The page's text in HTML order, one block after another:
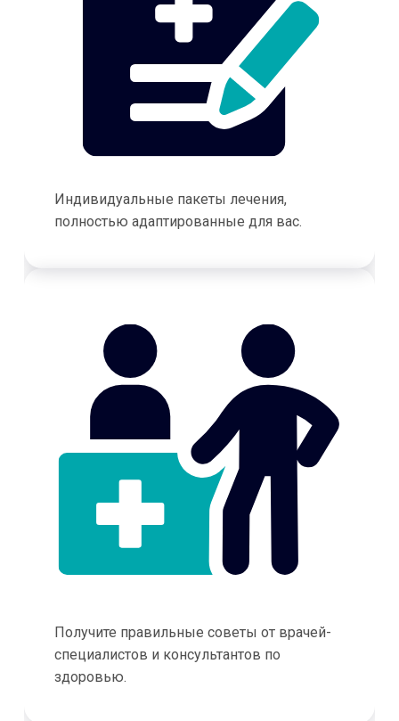
Индивидуальные пакеты лечения,
полностью адаптированные для вас.
Получите правильные советы от врачей-
специалистов и консультантов по
здоровью.